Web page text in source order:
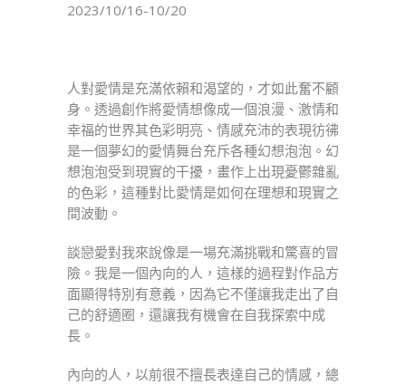
2023/10/16-10/20
人對愛情是充滿依賴和渴望的，才如此奮不顧
身。透過創作將愛情想像成一個浪漫、激情和
幸福的世界其色彩明亮、情感充沛的表現彷彿
是一個夢幻的愛情舞台充斥各種幻想泡泡。幻
想泡泡受到現實的干擾，畫作上出現憂鬱雜亂
的色彩，這種對比愛情是如何在理想和現實之
間波動。
談戀愛對我來說像是一場充滿挑戰和驚喜的冒
險。我是一個內向的人，這樣的過程對作品方
面顯得特別有意義，因為它不僅讓我走出了自
己的舒適圈，還讓我有機會在自我探索中成
長。
內向的人，以前很不擅長表達自己的情感，總